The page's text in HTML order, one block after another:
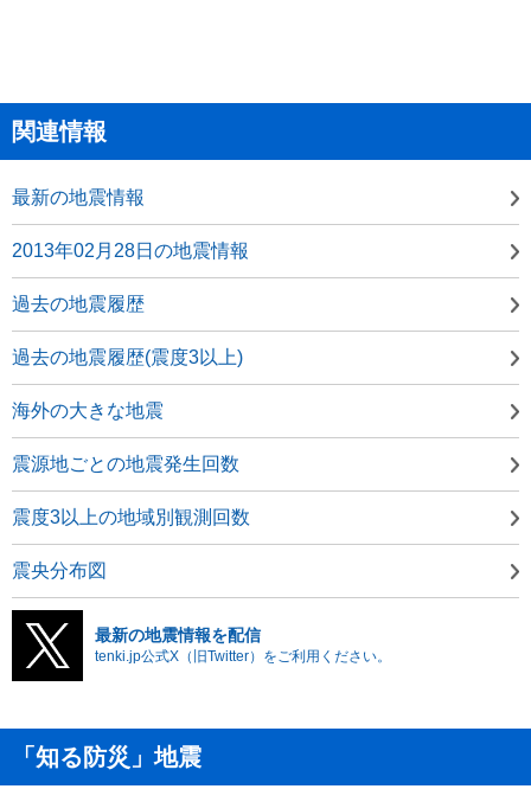
関連情報
最新の地震情報
2013年02月28日の地震情報
過去の地震履歴
過去の地震履歴(震度3以上)
海外の大きな地震
震源地ごとの地震発生回数
震度3以上の地域別観測回数
震央分布図
最新の地震情報を配信
tenki.jp公式X（旧Twitter）をご利用ください。
「知る防災」地震